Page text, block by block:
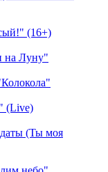
(16+)
на Луну"
(Live)
(Ты моя